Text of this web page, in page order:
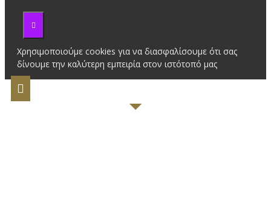
Χρησιμοποιούμε cookies για να διασφαλίσουμε ότι σας
δίνουμε την καλύτερη εμπειρία στον ιστότοπό μας